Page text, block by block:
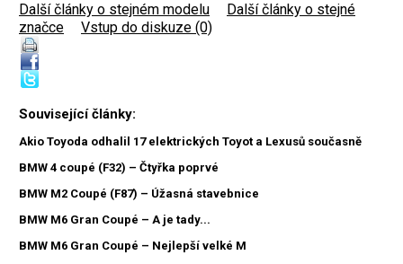
Další články o stejném modelu
Další články o stejné
značce
Vstup do diskuze (0)
Související články:
Akio Toyoda odhalil 17 elektrických Toyot a Lexusů současně
BMW 4 coupé (F32) – Čtyřka poprvé
BMW M2 Coupé (F87) – Úžasná stavebnice
BMW M6 Gran Coupé – A je tady...
BMW M6 Gran Coupé – Nejlepší velké M